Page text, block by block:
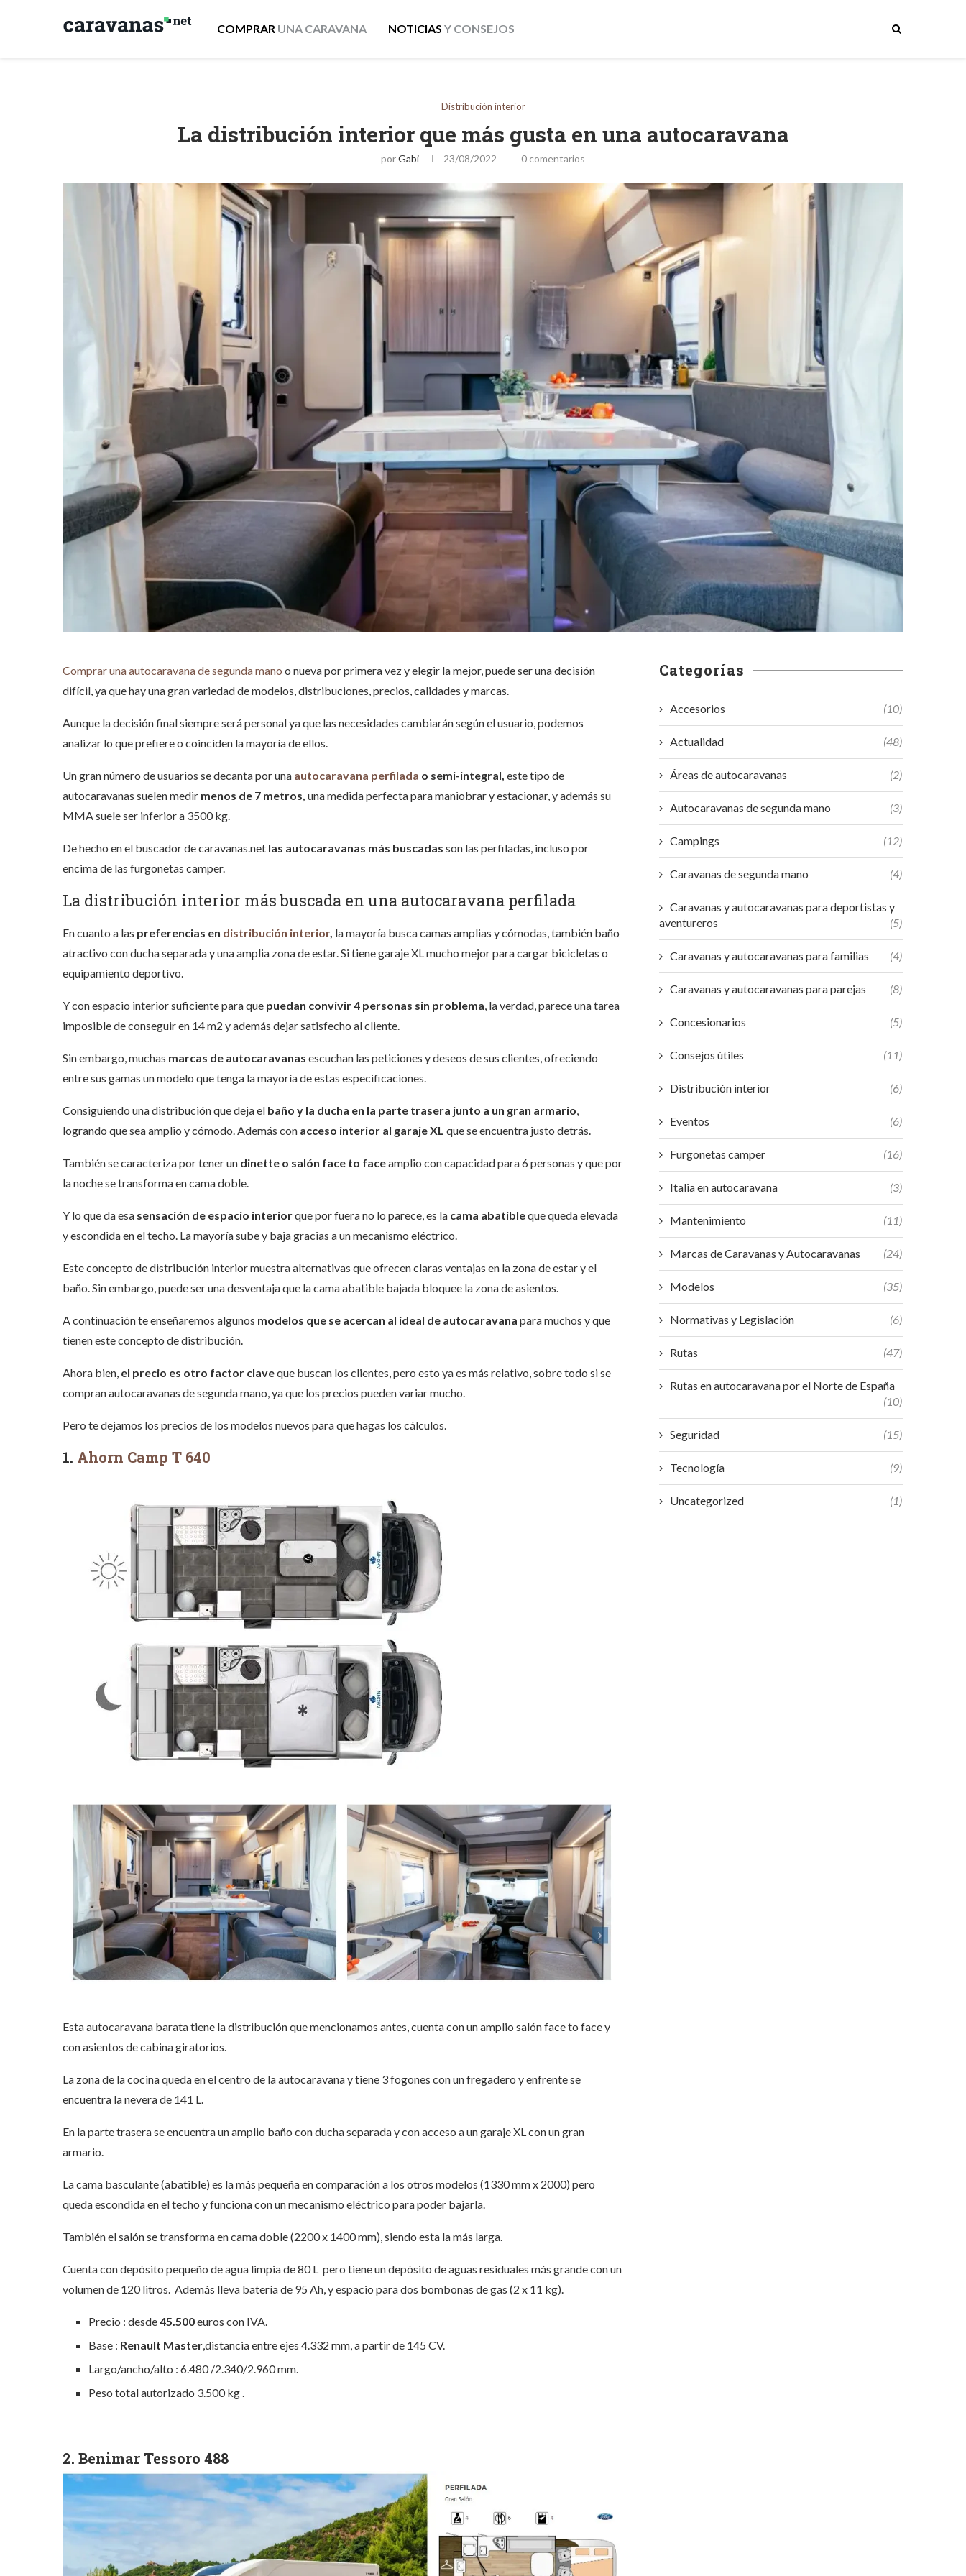
COMPRAR UNA CARAVANA NOTICIAS Y CONSEJOS
Distribución interior
La distribución interior que más gusta en una autocaravana
porGabi 23/08/2022 0 comentarios
Comprar una autocaravana de segunda mano o nueva por primera vez y elegir la mejor, puede ser una decisión
difícil, ya que hay una gran variedad de modelos, distribuciones, precios, calidades y marcas.
Aunque la decisión final siempre será personal ya que las necesidades cambiarán según el usuario, podemos
analizar lo que prefiere o coinciden la mayoría de ellos.
Un gran número de usuarios se decanta por una autocaravana perfilada o semi-integral, este tipo de
autocaravanas suelen medir menos de 7 metros, una medida perfecta para maniobrar y estacionar, y además su
MMA suele ser inferior a 3500 kg.
De hecho en el buscador de caravanas.net las autocaravanas más buscadas son las perfiladas, incluso por
encima de las furgonetas camper.
La distribución interior más buscada en una autocaravana perfilada
En cuanto a las preferencias en distribución interior, la mayoría busca camas amplias y cómodas, también baño
atractivo con ducha separada y una amplia zona de estar. Si tiene garaje XL mucho mejor para cargar bicicletas o
equipamiento deportivo.
Y con espacio interior suficiente para que puedan convivir 4 personas sin problema, la verdad, parece una tarea
imposible de conseguir en 14 m2 y además dejar satisfecho al cliente.
Sin embargo, muchas marcas de autocaravanas escuchan las peticiones y deseos de sus clientes, ofreciendo
entre sus gamas un modelo que tenga la mayoría de estas especificaciones.
Consiguiendo una distribución que deja el baño y la ducha en la parte trasera junto a un gran armario,
logrando que sea amplio y cómodo. Además con acceso interior al garajeXL que se encuentra justo detrás.
También se caracteriza por tener un dinette o salón face to faceamplio con capacidad para 6 personas y que por
la noche se transforma en cama doble.
Y lo que da esa sensación de espacio interiorque por fuera no lo parece, es la cama abatibleque queda elevada
y escondida en el techo. La mayoría sube y baja gracias a un mecanismo eléctrico.
Este concepto de distribución interior muestra alternativas que ofrecen claras ventajas en la zona de estar y el
baño. Sin embargo, puede ser una desventaja que la cama abatible bajada bloquee la zona de asientos.
A continuación te enseñaremos algunos modelos que se acercan al ideal de autocaravana para muchos y que
tienen este concepto de distribución.
Ahora bien, el precio es otro factor claveque buscan los clientes, pero esto ya es más relativo, sobre todo si se
compran autocaravanas de segunda mano, ya que los precios pueden variar mucho.
Pero te dejamos los precios de los modelos nuevos para que hagas los cálculos.
1. Ahorn Camp T 640
Esta autocaravana barata tiene la distribución que mencionamos antes, cuenta con un amplio salón face to face y
con asientos de cabina giratorios.
La zona de la cocina queda en el centro de la autocaravana y tiene 3 fogones con un fregadero y enfrente se
encuentra la nevera de 141 L.
En la parte trasera se encuentra un amplio baño con ducha separada y con acceso a un garaje XL con un gran
armario.
La cama basculante (abatible) es la más pequeña en comparación a los otros modelos (1330 mm x 2000) pero
queda escondida en el techo y funciona con un mecanismo eléctrico para poder bajarla.
También el salón se transforma en cama doble (2200 x 1400 mm), siendo esta la más larga.
Cuenta con depósito pequeño de agua limpia de 80 L pero tiene un depósito de aguas residuales más grande con un
volumen de 120 litros. Además lleva batería de 95 Ah, y espacio para dos bombonas de gas (2 x 11 kg).
Precio : desde45.500euros con IVA.
Base : Renault Master,distancia entre ejes 4.332 mm, a partir de 145 CV.
Largo/ancho/alto : 6.480 /2.340/2.960 mm.
Peso total autorizado 3.500 kg .
2. Benimar Tessoro 488
Categorías
Accesorios (10)
Actualidad (48)
Áreas de autocaravanas (2)
Autocaravanas de segunda mano (3)
Campings (12)
Caravanas de segunda mano (4)
Caravanas y autocaravanas para deportistas y
aventureros
(5)
Caravanas y autocaravanas para familias (4)
Caravanas y autocaravanas para parejas (8)
Concesionarios (5)
Consejos útiles (11)
Distribución interior (6)
Eventos (6)
Furgonetas camper (16)
Italia en autocaravana (3)
Mantenimiento (11)
Marcas de Caravanas y Autocaravanas (24)
Modelos (35)
Normativas y Legislación (6)
Rutas (47)
Rutas en autocaravana por el Norte de España
(10)
Seguridad (15)
Tecnología (9)
Uncategorized (1)